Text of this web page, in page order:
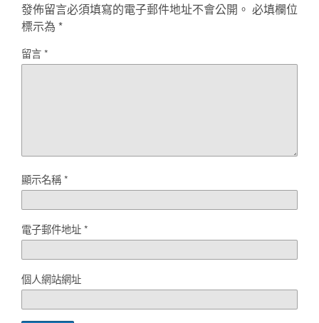
發佈留言必須填寫的電子郵件地址不會公開。 必填欄位
標示為 *
留言*
顯示名稱*
電子郵件地址*
個人網站網址